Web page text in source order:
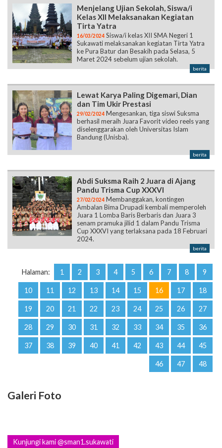
Menjelang Ujian Sekolah, Siswa/i
Kelas XII Melaksanakan Kegiatan
Tirta Yatra
16/03/2024 Siswa/i kelas XII SMA Negeri 1
Sukawati melaksanakan kegiatan Tirta Yatra
ke Pura Batur dan Besakih pada Selasa, 5
Maret 2024 sebelum ujian sekolah.
berita
Lewat Karya Paling Digemari, Dian
dan Tim Ukir Prestasi
29/02/2024 Mengesankan, tiga siswi Suksma
berhasil meraih Juara Favorit video reels yang
diselenggarakan oleh Universitas Islam
Bandung (Unisba).
berita
Abdi Suksma Raih 2 Juara di Ajang
Pandu Trisma Cup XXXVI
27/02/2024 Membanggakan, kontingen
Ambalan Bima Drupadi kembali memperoleh
Juara 1 Lomba Baris Berbaris dan Juara 3
senam pramuka jilid 1 dalam Pandu Trisma
Cup XXXVI yang terlaksana pada 18 Februari
2024.
berita
Halaman: 1 2 3 4 5 6 7 8 9
10 11 12 13 14 15 16 17 18
19 20 21 22 23 24 25 26 27
28 29 30 31 32 33 34 35 36
37 38 39 40 41 42 43 44 45
46 47 48
Galeri Foto
Kunjungi kami @sman1.sukawati